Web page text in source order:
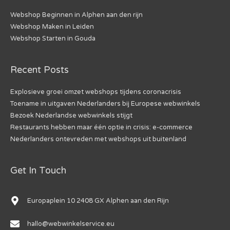
Webshop Beginnen in Alphen aan den rijn
Webshop Maken in Leiden
Webshop Starten in Gouda
Recent Posts
Explosieve groei omzet webshops tijdens coronacrisis
Toename in uitgaven Nederlanders bij Europese webwinkels
Bezoek Nederlandse webwinkels stijgt
Restaurants hebben maar één optie in crisis: e-commerce
Nederlanders ontevreden met webshops uit buitenland
Get In Touch
Europaplein 10 2408 GX Alphen aan den Rijn
hallo@webwinkelservice.eu